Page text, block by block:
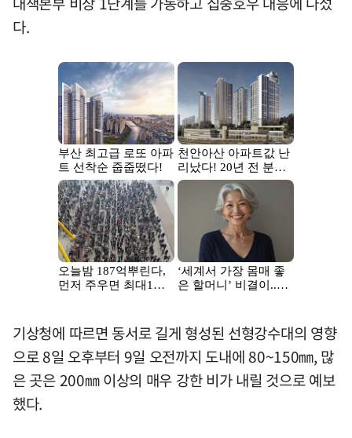
다.
기상청에 따르면 동서로 길게 형성된 선형강수대의 영향
으로 8일 오후부터 9일 오전까지 도내에 80~150㎜, 많
은 곳은 200㎜ 이상의 매우 강한 비가 내릴 것으로 예보
했다.